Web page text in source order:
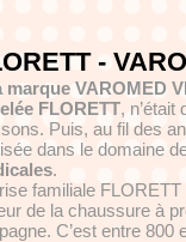
-
marque VAROMED
FLORETT, n’était
Puis, au fil des
dans le domaine
.
familiale FLORETT
de la chaussure à
C’est entre 800